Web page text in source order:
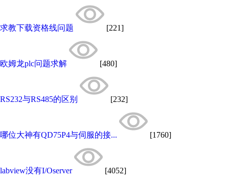
求教下载资格线问题 [221]
欧姆龙plc问题求解 [480]
RS232与RS485的区别 [232]
哪位大神有QD75P4与伺服的接... [1760]
labview没有I/Oserver [4052]